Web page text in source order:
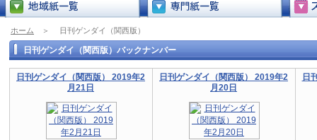
ホーム ＞ 日刊ゲンダイ（関西版）
日刊ゲンダイ（関西版）バックナンバー
日刊ゲンダイ（関西版） 2019年2
月21日
日刊ゲンダイ（関西版） 2019年2
月20日
日